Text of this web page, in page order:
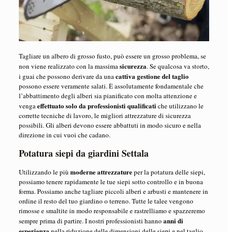
Tagliare un albero di grosso fusto, può essere un grosso problema, se
non viene realizzato con la massimasicurezza. Se qualcosa va storto,
i guai che possono derivare da unacattiva gestione del taglio
possono essere veramente salati. È assolutamente fondamentale che
l’abbattimento degli alberi sia pianificato con molta attenzione e
vengaeffettuato solo da professionisti qualificatiche utilizzano le
corrette tecniche di lavoro, le migliori attrezzature di sicurezza
possibili. Gli alberi devono essere abbattuti in modo sicuro e nella
direzione in cui vuoi che cadano.
Potatura siepi da giardini Settala
Utilizzando le più moderne attrezzatureper la potatura delle siepi,
possiamo tenere rapidamente le tue siepi sotto controllo e in buona
forma. Possiamo anche tagliare piccoli alberi e arbusti e mantenere in
ordine il resto del tuo giardino o terreno. Tutte le talee vengono
rimosse e smaltite in modo responsabile e rastrelliamo e spazzeremo
sempre prima di partire. I nostri professionisti hanno anni di